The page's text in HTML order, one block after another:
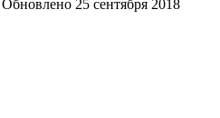
Обновлено 25 сентября 2018